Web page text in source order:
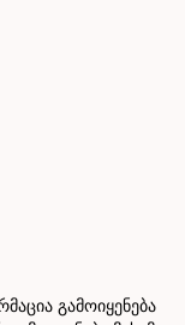
გამოიყენება